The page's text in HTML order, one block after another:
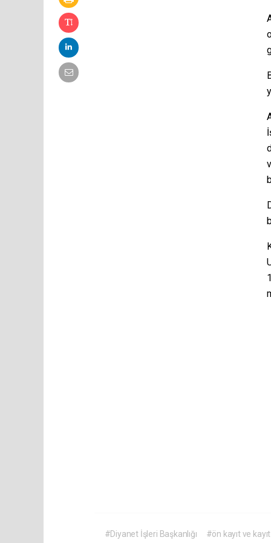
#Diyanet İşleri Başkanlığı #ön kayıt ve